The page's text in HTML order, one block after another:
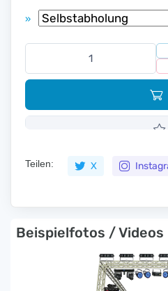
»
Teilen: X
Beispielfotos / Videos